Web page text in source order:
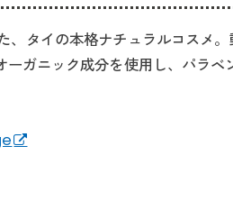
、タイの本格ナチュラルコスメ
ーガニック成分を使用し、パラ